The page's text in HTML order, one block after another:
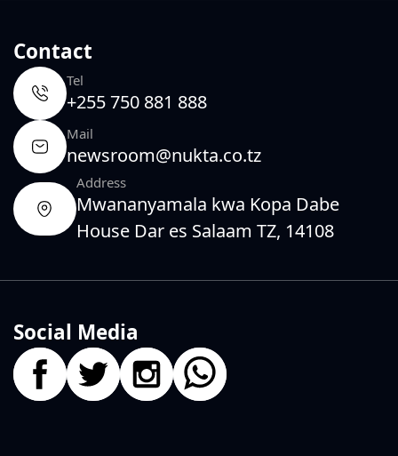
Contact
Tel
+255 750 881 888
Mail
newsroom@nukta.co.tz
Address
Mwananyamala kwa Kopa Dabe
House Dar es Salaam TZ, 14108
Social Media